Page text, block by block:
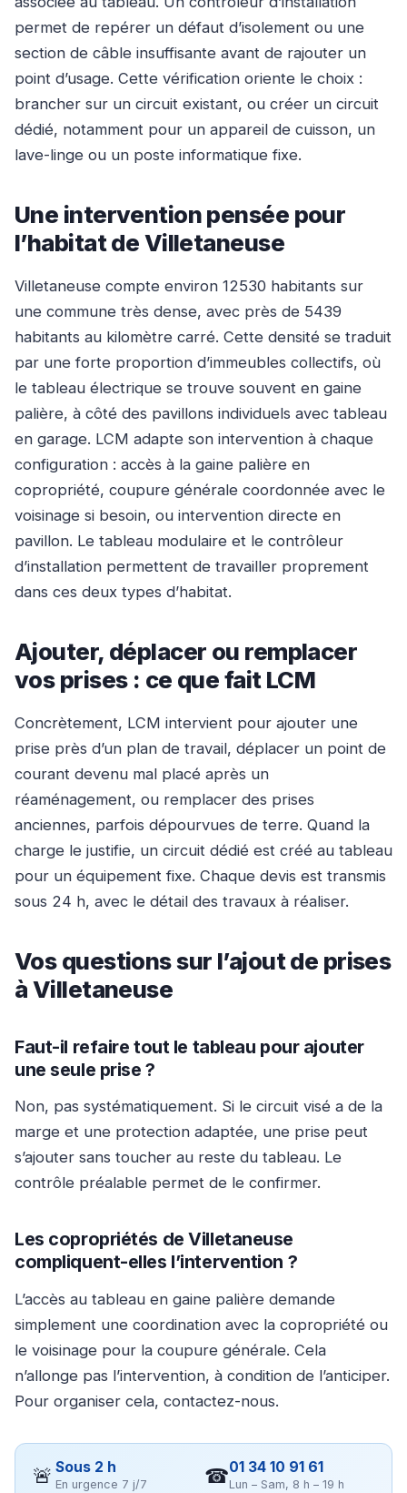
permet de repérer un défaut d’isolement ou une
section de câble insuffisante avant de rajouter un
point d’usage. Cette vérification oriente le choix :
brancher sur un circuit existant, ou créer un circuit
dédié, notamment pour un appareil de cuisson, un
lave-linge ou un poste informatique fixe.
Une intervention pensée pour
l’habitat de Villetaneuse
Villetaneuse compte environ 12530 habitants sur
une commune très dense, avec près de 5439
habitants au kilomètre carré. Cette densité se traduit
par une forte proportion d’immeubles collectifs, où
le tableau électrique se trouve souvent en gaine
palière, à côté des pavillons individuels avec tableau
en garage. LCM adapte son intervention à chaque
configuration : accès à la gaine palière en
copropriété, coupure générale coordonnée avec le
voisinage si besoin, ou intervention directe en
pavillon. Le tableau modulaire et le contrôleur
d’installation permettent de travailler proprement
dans ces deux types d’habitat.
Ajouter, déplacer ou remplacer
vos prises : ce que fait LCM
Concrètement, LCM intervient pour ajouter une
prise près d’un plan de travail, déplacer un point de
courant devenu mal placé après un
réaménagement, ou remplacer des prises
anciennes, parfois dépourvues de terre. Quand la
charge le justifie, un circuit dédié est créé au tableau
pour un équipement fixe. Chaque devis est transmis
sous 24 h, avec le détail des travaux à réaliser.
Vos questions sur l’ajout de prises
à Villetaneuse
Faut-il refaire tout le tableau pour ajouter
une seule prise ?
Non, pas systématiquement. Si le circuit visé a de la
marge et une protection adaptée, une prise peut
s’ajouter sans toucher au reste du tableau. Le
contrôle préalable permet de le confirmer.
Les copropriétés de Villetaneuse
compliquent-elles l’intervention ?
L’accès au tableau en gaine palière demande
simplement une coordination avec la copropriété ou
le voisinage pour la coupure générale. Cela
n’allonge pas l’intervention, à condition de l’anticiper.
Pour organiser cela, contactez-nous.
🚨 Sous 2 h
En urgence 7 j/7 ☎01 34 10 91 61
Lun – Sam, 8 h – 19 h